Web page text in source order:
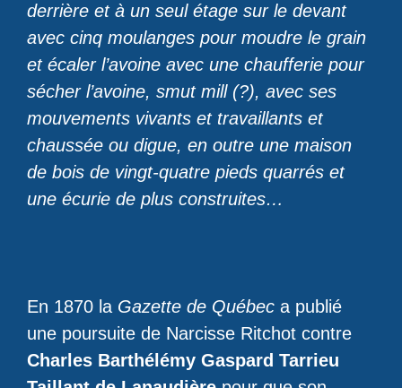
derrière et à un seul étage sur le devant
avec cinq moulanges pour moudre le grain
et écaler l’avoine avec une chaufferie pour
sécher l’avoine, smut mill (?), avec ses
mouvements vivants et travaillants et
chaussée ou digue, en outre une maison
de bois de vingt-quatre pieds quarrés et
une écurie de plus construites…
En 1870 la Gazette de Québec a publié
une poursuite de Narcisse Ritchot contre
Charles Barthélémy Gaspard Tarrieu